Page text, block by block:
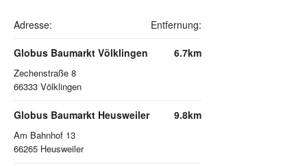
Adresse: Entfernung:
Globus Baumarkt Völklingen
Zechenstraße 8
66333 Völklingen
6.7km
Globus Baumarkt Heusweiler
Am Bahnhof 13
66265 Heusweiler
9.8km